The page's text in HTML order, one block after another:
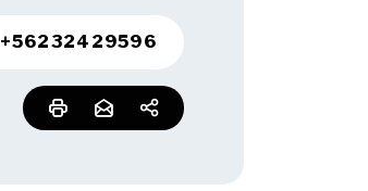
+56232429596